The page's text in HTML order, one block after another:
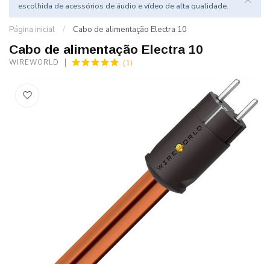
escolhida de acessórios de áudio e vídeo de alta qualidade.
Página inicial / Cabo de alimentação Electra 10
Cabo de alimentação Electra 10
WIREWORLD (1)